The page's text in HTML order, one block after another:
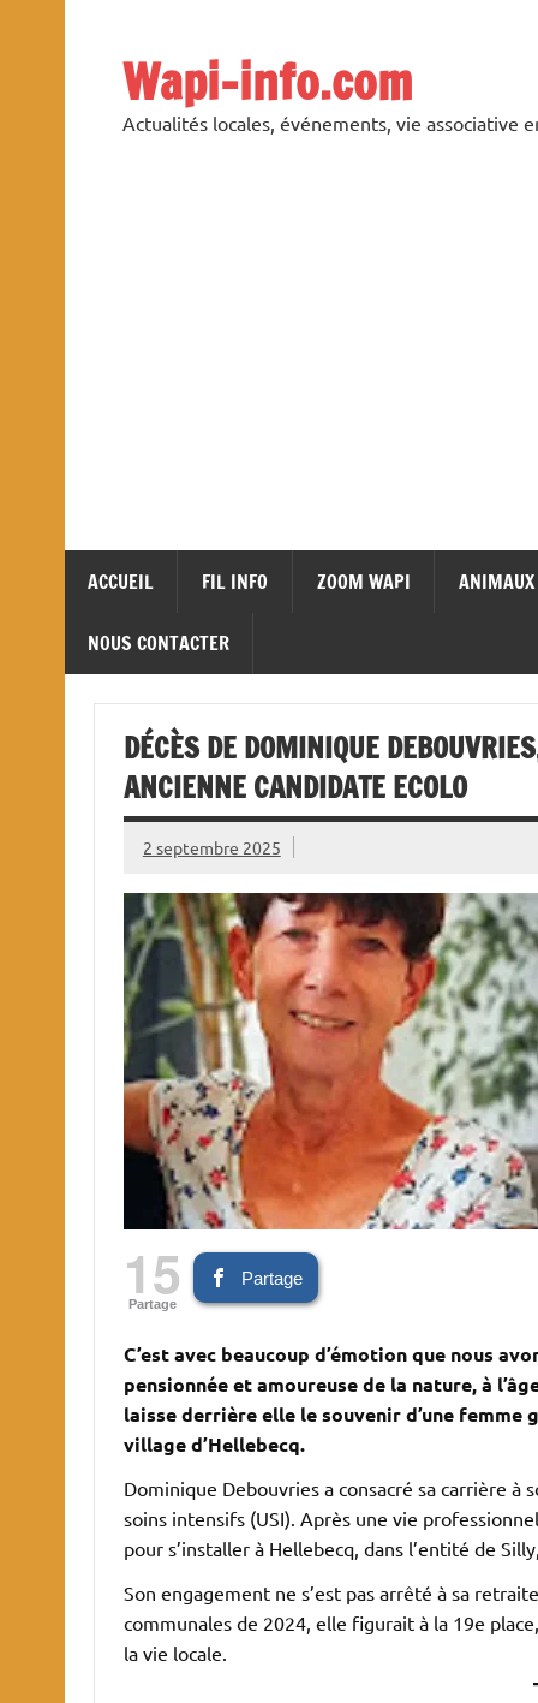
Wapi-info.com
Actualités locales, événements, vie associative
ACCUEIL FIL INFO ZOOM WAPI ANIMAUX
NOUS CONTACTER
DÉCÈS DE DOMINIQUE
ANCIENNE CANDIDATE ECOLO
2 septembre 2025
15
Partage
Partage
C’est avec beaucoup d’émotion que nous
pensionnée et amoureuse de la nature, à
laisse derrière elle le souvenir d’une
village d’Hellebecq.
Dominique Debouvries a consacré sa carrière
soins intensifs (USI). Après une vie
pour s’installer à Hellebecq, dans l’entité de
Son engagement ne s’est pas arrêté à sa
communales de 2024, elle figurait à la 19e
la vie locale.